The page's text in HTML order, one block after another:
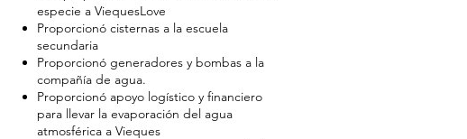
especie a ViequesLove
Proporcionó cisternas a la escuela
secundaria
Proporcionó generadores y bombas a la
compañía de agua.
Proporcionó apoyo logístico y financiero
para llevar la evaporación del agua
atmosférica a Vieques